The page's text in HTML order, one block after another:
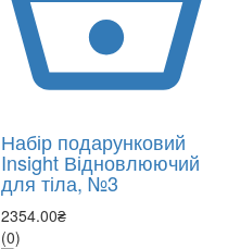
Набір подарунковий
Insight Відновлюючий
для тіла, №3
2354.00₴
(0)